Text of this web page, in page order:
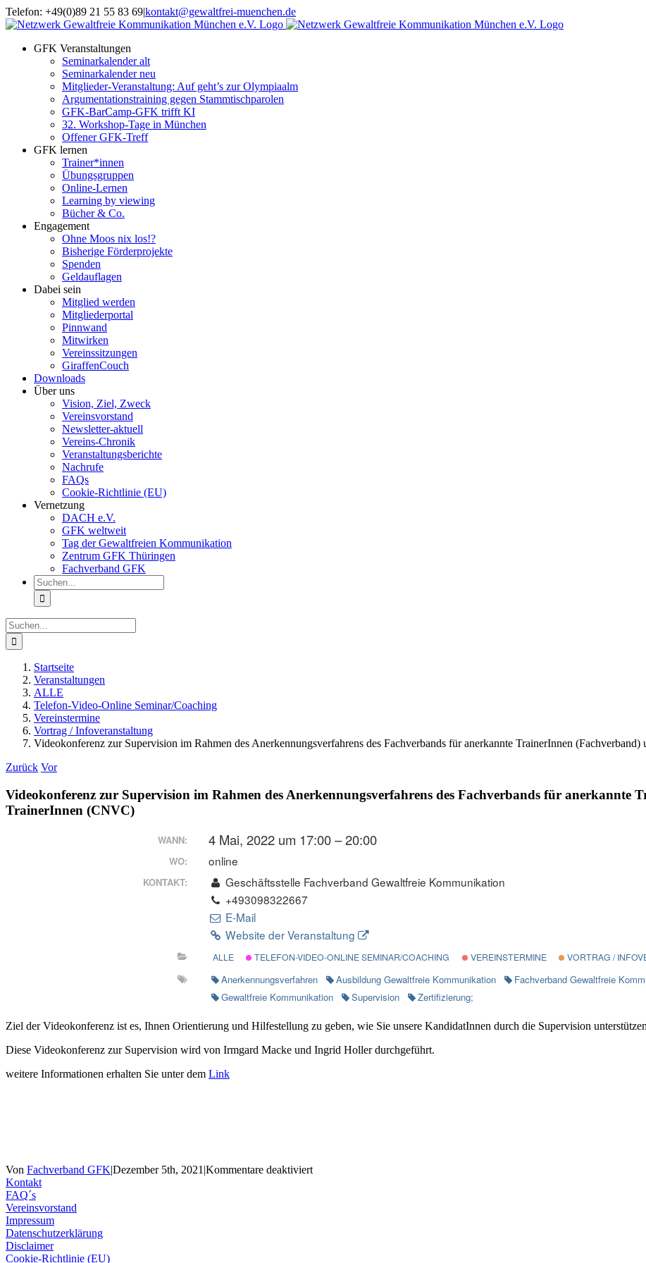
Zum
Inhalt
Telefon: +49(0)89 21 55 83 69|kontakt@gewaltfrei-muenchen.de
Einloggen
Infos
Seminarkalender
GFK Veranstaltungen
Seminarkalender alt
Seminarkalender neu
Mitglieder-Veranstaltung: Auf geht’s zur Olympiaalm
Argumentationstraining gegen Stammtischparolen
GFK-BarCamp-GFK trifft KI
32. Workshop-Tage in München
Offener GFK-Treff
GFK lernen
Trainer*innen
Übungsgruppen
Online-Lernen
Learning by viewing
Bücher & Co.
Engagement
Ohne Moos nix los!?
Bisherige Förderprojekte
Spenden
Geldauflagen
Dabei sein
Mitglied werden
Mitgliederportal
Pinnwand
Mitwirken
Vereinssitzungen
GiraffenCouch
Downloads
Über uns
Vision, Ziel, Zweck
Vereinsvorstand
Newsletter-aktuell
Vereins-Chronik
Veranstaltungsberichte
Nachrufe
FAQs
Cookie-Richtlinie (EU)
Vernetzung
DACH e.V.
GFK weltweit
Tag der Gewaltfreien Kommunikation
Zentrum GFK Thüringen
Fachverband GFK
Suche
nach:
Suche
nach:
Startseite
Veranstaltungen
ALLE
Telefon-Video-Online Seminar/Coaching
Vereinstermine
Vortrag / Infoveranstaltung
Videokonferenz zur Supervision im Rahmen des Anerkennungsverfahrens des Fachverbands für anerkannte TrainerInnen
Zurück Vor
Videokonferenz zur Supervision im Rahmen des Anerkennungsverfahrens des Fachverbands für anerkannte
TrainerInnen (CNVC)
WANN: 4 Mai, 2022 um 17:00 – 20:00
WO: online
KONTAKT:
Geschäftsstelle Fachverband Gewaltfreie Kommunikation
+493098322667
E-Mail
Website der Veranstaltung
ALLE TELEFON-VIDEO-ONLINE SEMINAR/COACHING VEREINSTERMINE VORTRAG /
Anerkennungsverfahren Ausbildung Gewaltfreie Kommunikation
Fachverband Gewaltfreie
Gewaltfreie Kommunikation
Supervision Zertifizierung;
Ziel der Videokonferenz ist es, Ihnen Orientierung und Hilfestellung zu geben, wie Sie unsere KandidatInnen durch die Supervision
Diese Videokonferenz zur Supervision wird von Irmgard Macke und Ingrid Holler durchgeführt.
weitere Informationen erhalten Sie unter dem Link
Von Fachverband GFK|Dezember 5th, 2021|Kommentare deaktiviertfür
Kontakt
FAQ´s
Vereinsvorstand
Impressum
Datenschutzerklärung
Disclaimer
Cookie-Richtlinie (EU)